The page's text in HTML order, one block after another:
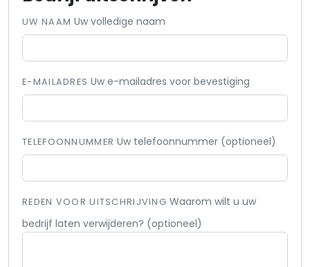
UW NAAM Uw volledige naam
E-MAILADRES Uw e-mailadres voor bevestiging
TELEFOONNUMMER Uw telefoonnummer (optioneel)
REDEN VOOR UITSCHRIJVING Waarom wilt u uw
bedrijf laten verwijderen? (optioneel)